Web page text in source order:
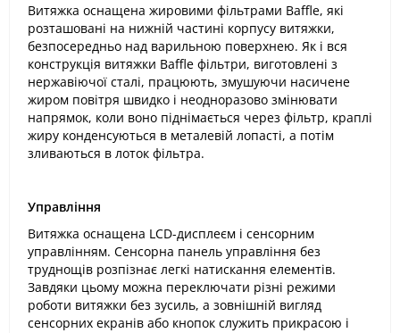
Витяжка оснащена жировими фільтрами Baffle, які
розташовані на нижній частині корпусу витяжки,
безпосередньо над варильною поверхнею. Як і вся
конструкція витяжки Baffle фільтри, виготовлені з
нержавіючої сталі, працюють, змушуючи насичене
жиром повітря швидко і неодноразово змінювати
напрямок, коли воно піднімається через фільтр, краплі
жиру конденсуються в металевій лопасті, а потім
зливаються в лоток фільтра.
Управління
Витяжка оснащена LCD-дисплеєм і сенсорним
управлінням. Сенсорна панель управління без
труднощів розпізнає легкі натискання елементів.
Завдяки цьому можна переключати різні режими
роботи витяжки без зусиль, а зовнішній вигляд
сенсорних екранів або кнопок служить прикрасою і